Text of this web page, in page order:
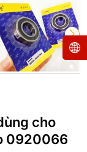
cho
0920066